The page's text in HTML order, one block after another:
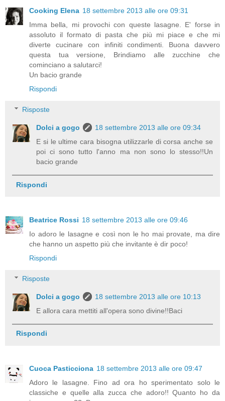
Cooking Elena 18 settembre 2013 alle ore 09:31
Imma bella, mi provochi con queste lasagne. E' forse in
assoluto il formato di pasta che più mi piace e che mi
diverte cucinare con infiniti condimenti. Buona davvero
questa tua versione, Brindiamo alle zucchine che
cominciano a salutarci!
Un bacio grande
Rispondi
Risposte
Dolci a gogo
18 settembre 2013 alle ore 09:34
E si le ultime cara bisogna utilizzarle di corsa anche se
poi ci sono tutto l'anno ma non sono lo stesso!!Un
bacio grande
Rispondi
Beatrice Rossi 18 settembre 2013 alle ore 09:46
Io adoro le lasagne e così non le ho mai provate, ma dire
che hanno un aspetto più che invitante è dir poco!
Rispondi
Risposte
Dolci a gogo
18 settembre 2013 alle ore 10:13
E allora cara mettiti all'opera sono divine!!Baci
Rispondi
Cuoca Pasticciona 18 settembre 2013 alle ore 09:47
Adoro le lasagne. Fino ad ora ho sperimentato solo le
classiche e quelle alla zucca che adoro!! Quanto ho da